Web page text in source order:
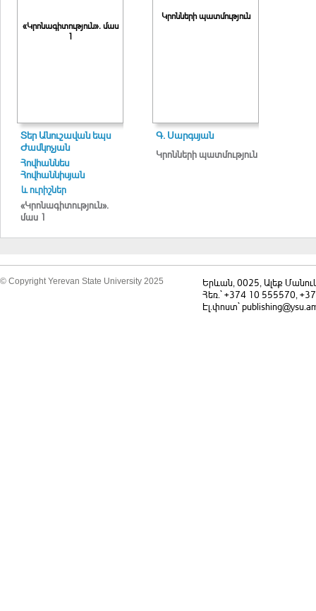
«Կրոնագիտություն». մաս
1
Տեր Անուշավան եպս
Ժամկոչյան
Հովհաննես
Հովհաննիսյան
և ուրիշներ
«Կրոնագիտություն».
մաս 1
Կրոնների պատմություն
Գ. Սարգսյան
Կրոնների պատմություն
© Copyright Yerevan State University 2025
Երևան, 0025, Ալեք
Հեռ.` +374 10 555570,
Էլ.փոստ`